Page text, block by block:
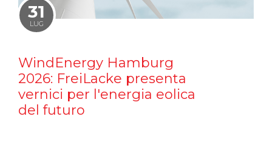
31
LUG
WindEnergy Hamburg
2026: FreiLacke presenta
vernici per l'energia eolica
del futuro